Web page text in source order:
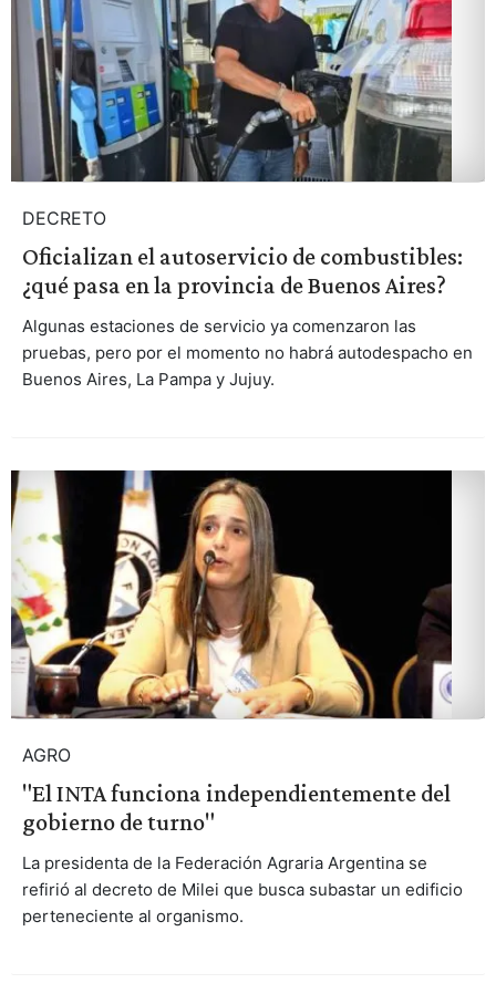
DECRETO
Oficializan el autoservicio de combustibles:
¿qué pasa en la provincia de Buenos Aires?
Algunas estaciones de servicio ya comenzaron las
pruebas, pero por el momento no habrá autodespacho en
Buenos Aires, La Pampa y Jujuy.
AGRO
"El INTA funciona independientemente del
gobierno de turno"
La presidenta de la Federación Agraria Argentina se
refirió al decreto de Milei que busca subastar un edificio
perteneciente al organismo.